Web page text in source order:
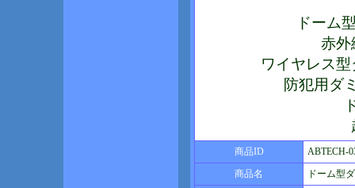
ドーム
赤
ワイヤレス
防犯用ダ
商品ID
ABTECH-
商品名
ドーム型